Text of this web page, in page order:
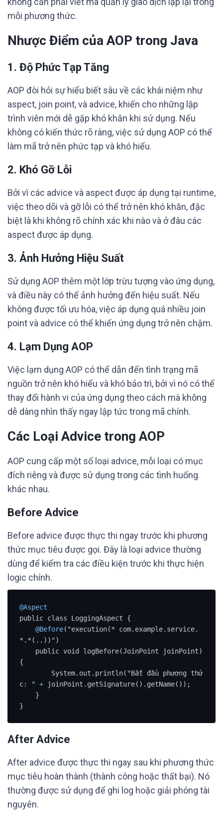
mỗi phương thức.
Nhược Điểm của AOP trong Java
1. Độ Phức Tạp Tăng
AOP đòi hỏi sự hiểu biết sâu về các khái niệm như
aspect, join point, và advice, khiến cho những lập
trình viên mới dễ gặp khó khăn khi sử dụng. Nếu
không có kiến thức rõ ràng, việc sử dụng AOP có thể
làm mã trở nên phức tạp và khó hiểu.
2. Khó Gỡ Lỗi
Bởi vì các advice và aspect được áp dụng tại runtime,
việc theo dõi và gỡ lỗi có thể trở nên khó khăn, đặc
biệt là khi không rõ chính xác khi nào và ở đâu các
aspect được áp dụng.
3. Ảnh Hưởng Hiệu Suất
Sử dụng AOP thêm một lớp trừu tượng vào ứng dụng,
và điều này có thể ảnh hưởng đến hiệu suất. Nếu
không được tối ưu hóa, việc áp dụng quá nhiều join
point và advice có thể khiến ứng dụng trở nên chậm.
4. Lạm Dụng AOP
Việc lạm dụng AOP có thể dẫn đến tình trạng mã
nguồn trở nên khó hiểu và khó bảo trì, bởi vì nó có thể
thay đổi hành vi của ứng dụng theo cách mà không
dễ dàng nhìn thấy ngay lập tức trong mã chính.
Các Loại Advice trong AOP
AOP cung cấp một số loại advice, mỗi loại có mục
đích riêng và được sử dụng trong các tình huống
khác nhau.
Before Advice
Before advice được thực thi ngay trước khi phương
thức mục tiêu được gọi. Đây là loại advice thường
dùng để kiểm tra các điều kiện trước khi thực hiện
logic chính.
@Aspect
public class LoggingAspect {
@Before("execution(* com.example.service.
*.*(..))")
{
c: " + joinPoint.getSignature().getName());
}
After Advice
After advice được thực thi ngay sau khi phương thức
mục tiêu hoàn thành (thành công hoặc thất bại). Nó
thường được sử dụng để ghi log hoặc giải phóng tài
nguyên.